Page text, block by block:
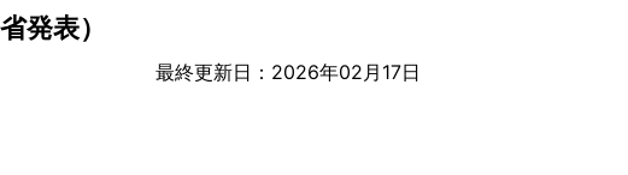
発表）
最終更新日：2026年02月17日